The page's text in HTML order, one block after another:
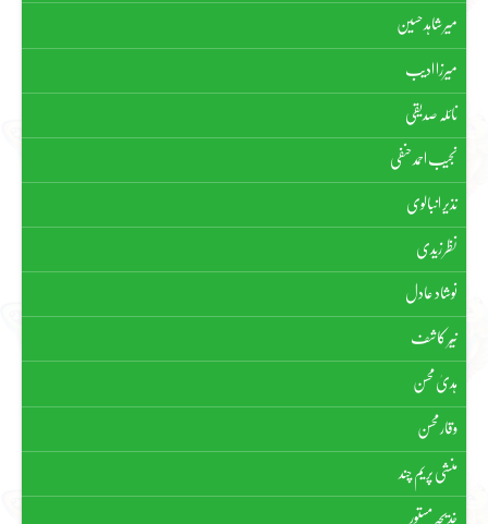
میر شاہد حسین
میرزا ادیب
نائلہ صدیقی
نجیب احمد حنفی
نذیر انبالوی
نظر زیدی
نوشاد عادل
نیّر کاشف
ہدیٰ محسن
وقار محسن
منشی پریم چند
خدیجہ مستور